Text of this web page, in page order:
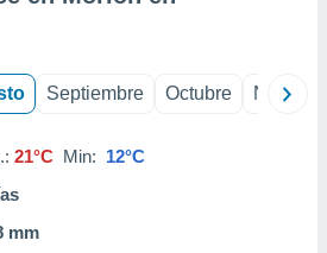
Septiembre Octubre
21°C Min: 12°C
mm